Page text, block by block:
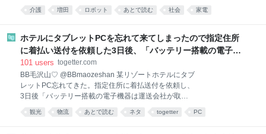
は翌年、患者の尊厳を害する著しく不適切な虐待行為
の虐待を把握できず適切に対応できなかったという管
理体制上の不備も認定している。 その後の第三者委員
会は、刑事処分を受け
られている。 株式会社ライフの「ダイアレット HF-201」は、尿や便を
センサーで検知すると、自動吸引して温水で陰部を洗い、温風乾燥まで
りⅡ」も、排尿・排便を検知して吸引、温水洗浄、送風乾燥まで自動。希
望小売価格68万円。 さらに「iCarebot MCR001J」は尿・大便の検知か
ら吸引、洗浄、温水洗浄、温風乾燥、ホース洗浄まで自動化している。
を拭いてもらわなくて済む」という技術の入口までは、もう来ている。
なのに全然一般化していない。 理由は分かりやすい。
介護 増田 ロボット あとで読む 社会 家電
ホテルにタブレットPCを忘れて来てしまったので指定住所
に着払い送付を依頼した3日後、「バッテリー搭載の電子機
器は運送会社が取扱わず、諦めて下さい」と返信がきた
101 users togetter.com
BB毛沢山♡ @BBmaozeshan 某リゾートホテルにタブ
レットPC忘れてきた。指定住所に着払送付を依頼し、
3日後「バッテリー搭載の電子機器は運送会社が取扱
わず、諦めて下さい」と。中古で小遣い稼ぎか？と思
い、To:ホテル支配人、Cc:グループ本部、ホテル本部
観光 物流 あとで読む ネタ togetter PC